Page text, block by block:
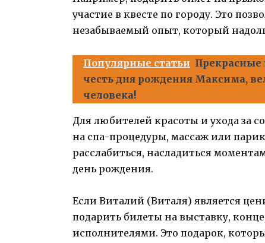
участие в квесте по городу. Это
незабываемый опыт, который
Популярные статьи Прекрасные
честь дня рождения Максима,
человека!
Для любителей красоты и ухода за
на спа-процедуры, массаж или
расслабиться, насладиться
день рождения.
Если Виталий (Виталя) является
подарить билеты на выставку,
исполнителями. Это подарок,